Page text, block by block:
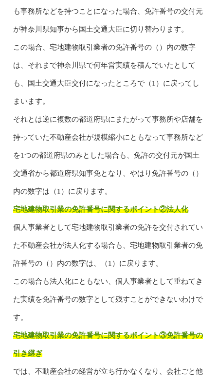
も事務所などを持つことになった場合、免許番号の交付元
が神奈川県知事から国土交通大臣に切り替わります。
この場合、宅地建物取引業者の免許番号の（）内の数字
は、それまで神奈川県で何年営実績を積んでいたとして
も、国土交通大臣交付になったところで（1）に戻ってし
まいます。
それとは逆に複数の都道府県にまたがって事務所や店舗を
持っていた不動産会社が規模縮小にともなって事務所など
を1つの都道府県のみとした場合も、免許の交付元が国土
交通省から都道府県知事免となり、やはり免許番号の（）
内の数字は（1）に戻ります。
宅地建物取引業の免許番号に関するポイント②法人化
個人事業者として宅地建物取引業者の免許を交付されてい
た不動産会社が法人化する場合も、宅地建物取引業者の免
許番号の（）内の数字は、（1）に戻ります。
この場合も法人化にともない、個人事業者として重ねてき
た実績を免許番号の数字として残すことができないわけで
す。
宅地建物取引業の免許番号に関するポイント③免許番号の
引き継ぎ
では、不動産会社の経営が立ち行かなくなり、会社ごと他